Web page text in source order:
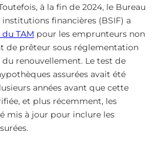
à la fin de 2024, le Bureau
financières (BSIF) a
du TAM pour les emprunteurs non
de prêteur sous réglementation
renouvellement. Le test de
assurées avait été
années avant que cette
et plus récemment, les
mis à jour pour inclure les